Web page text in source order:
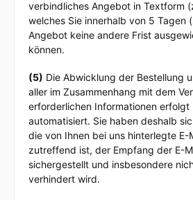
verbindliches Angebot in Textform
welches Sie innerhalb von 5 Tagen
Angebot keine andere Frist
können.
(5) Die Abwicklung der Bestellung
aller im Zusammenhang mit dem
erforderlichen Informationen erfolgt
automatisiert. Sie haben deshalb
die von Ihnen bei uns hinterlegte E-
zutreffend ist, der Empfang der E-
sichergestellt und insbesondere
verhindert wird.